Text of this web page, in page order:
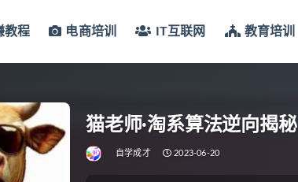
教程 电商培训 IT互联网 教育培训
猫老师·淘系算法逆向揭秘
自学成才 2023-06-20